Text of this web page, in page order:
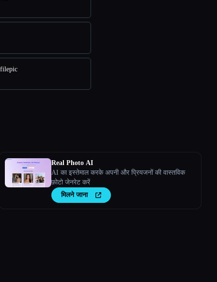
Real Photo AI
AI का इस्तेमाल करके अपनी और प्रियजनों की वास्तविक
फ़ोटो जेनरेट करें
मिलने जाना